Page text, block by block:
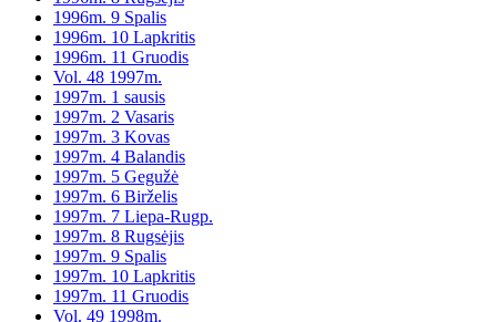
1996m. 9 Spalis
1996m. 10 Lapkritis
1996m. 11 Gruodis
Vol. 48 1997m.
1997m. 1 sausis
1997m. 2 Vasaris
1997m. 3 Kovas
1997m. 4 Balandis
1997m. 5 Gegužė
1997m. 6 Birželis
1997m. 7 Liepa-Rugp.
1997m. 8 Rugsėjis
1997m. 9 Spalis
1997m. 10 Lapkritis
1997m. 11 Gruodis
Vol. 49 1998m.